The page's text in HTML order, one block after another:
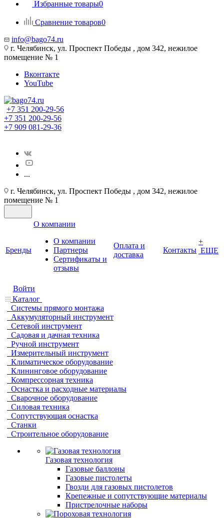
Избранные товары0
Сравнение товаров0
info@bago74.ru
г. Челябинск, ул. Проспект Победы , дом 342, нежилое
помещение № 1
Вконтакте
YouTube
+7 351 200-29-56
+7 351 200-29-56
+7 909 081-29-36
...
г. Челябинск, ул. Проспект Победы , дом 342, нежилое
помещение № 1
Бренды
О компании
О компании
Партнеры
Cертификаты и
отзывы
Оплата и
доставка
Контакты
+
ЕЩЕ
Войти
Каталог
Системы прямого монтажа
Аккумуляторный инструмент
Сетевой инструмент
Садовая и дачная техника
Ручной инструмент
Измерительный инструмент
Климатическое оборудование
Клининговое оборудование
Компрессорная техника
Оснастка и расходные материалы
Сварочное оборудование
Силовая техника
Сопутствующая оснастка
Станки
Строительное оборудование
Газовая технология
Газовые баллоны
Газовые пистолеты
Гвозди для газовых пистолетов
Крепежные и сопутствующие материалы
Пристрелочные наборы